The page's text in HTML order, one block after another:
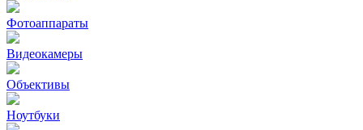
Фотоаппараты
Видеокамеры
Объективы
Ноутбуки